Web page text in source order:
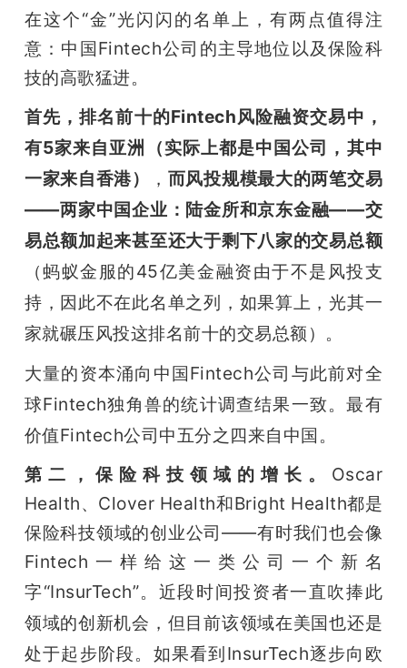
在这个“金”光闪闪的名单上，有两点值得注
意：中国Fintech公司的主导地位以及保险科
技的高歌猛进。
首先，排名前十的Fintech风险融资交易中，
有5家来自亚洲（实际上都是中国公司，其中
一家来自香港）
， 而风投规模最大的两笔交易
——两家中国企业：陆金所和京东金融——交
易总额加起来甚至还大于剩下八家的交易总额
（蚂蚁金服的45亿美金融资由于不是风投支
持，因此不在此名单之列，如果算上，光其一
家就碾压风投这排名前十的交易总额）。
大量的资本涌向中国Fintech公司与此前对全
球Fintech独角兽的统计调查结果一致。最有
价值Fintech公司中五分之四来自中国。
第二，保险科技领域的增长。 Oscar
Health、Clover Health和Bright Health都是
保险科技领域的创业公司——有时我们也会像
Fintech一样给这一类公司一个新名
字“InsurTech”。近段时间投资者一直吹捧此
领域的创新机会，但目前该领域在美国也还是
处于起步阶段。如果看到InsurTech逐步向欧